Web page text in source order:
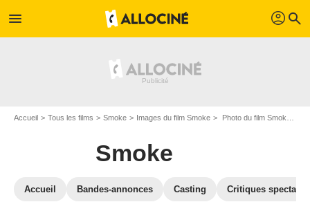
menu profil search
Accueil Tous les films Smoke Images du film Smoke Photo du film Smoke - Photo 5
Smoke
Accueil Bandes-annonces Casting Critiques